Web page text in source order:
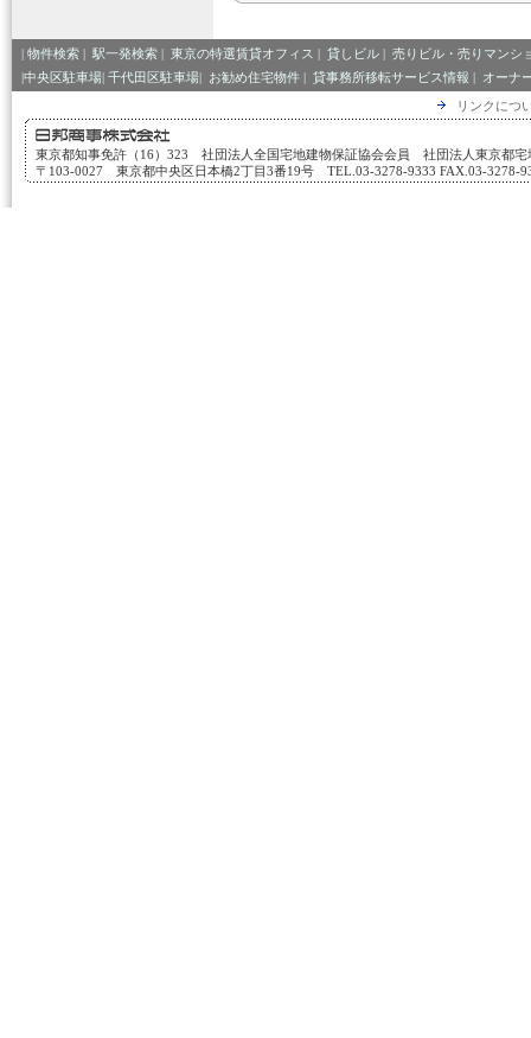
| 物件検索 | 駅一発検索 | 東京の特選賃貸オフィス | 貸しビル | 売りビル・売りマンシ
|中央区駐車場| 千代田区駐車場| お勧め住宅物件 | 貸事務所移転サービス情報 | オーナ
リンクにつ
東京都知事免許（16）323 社団法人全国宅地建物保証協会会員 社団法人東京都宅
〒103-0027 東京都中央区日本橋2丁目3番19号 TEL.03-3278-9333 FAX.03-3278-